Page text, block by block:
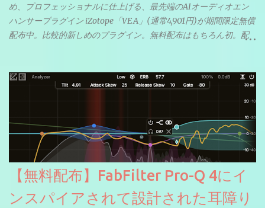
め、プロフェッショナルに仕上げる、最先端のAIオーディオエン
ハンサープラグイン iZotope「VEA」(通常4,901円)が期間限定無償
配布中。比較的新しめのプラグイン。無料配布はもちろん初。配
【無料配布】FabFilter Pro-Q 4にイ
ンスパイアされて設計された耳障り